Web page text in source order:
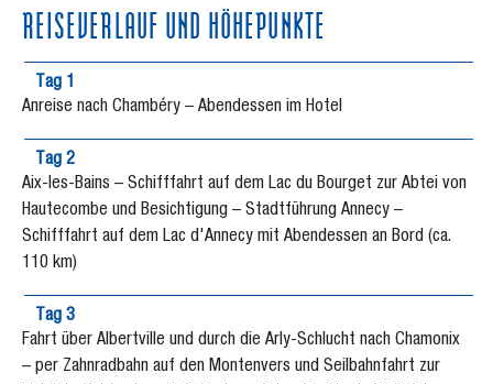
REISEVERLAUF UND HÖHEPUNKTE
Tag 1
Anreise nach Chambéry – Abendessen im Hotel
Tag 2
Aix-les-Bains – Schifffahrt auf dem Lac du Bourget zur Abtei von
Hautecombe und Besichtigung – Stadtführung Annecy –
Schifffahrt auf dem Lac d'Annecy mit Abendessen an Bord (ca.
110 km)
Tag 3
Fahrt über Albertville und durch die Arly-Schlucht nach Chamonix
– per Zahnradbahn auf den Montenvers und Seilbahnfahrt zur